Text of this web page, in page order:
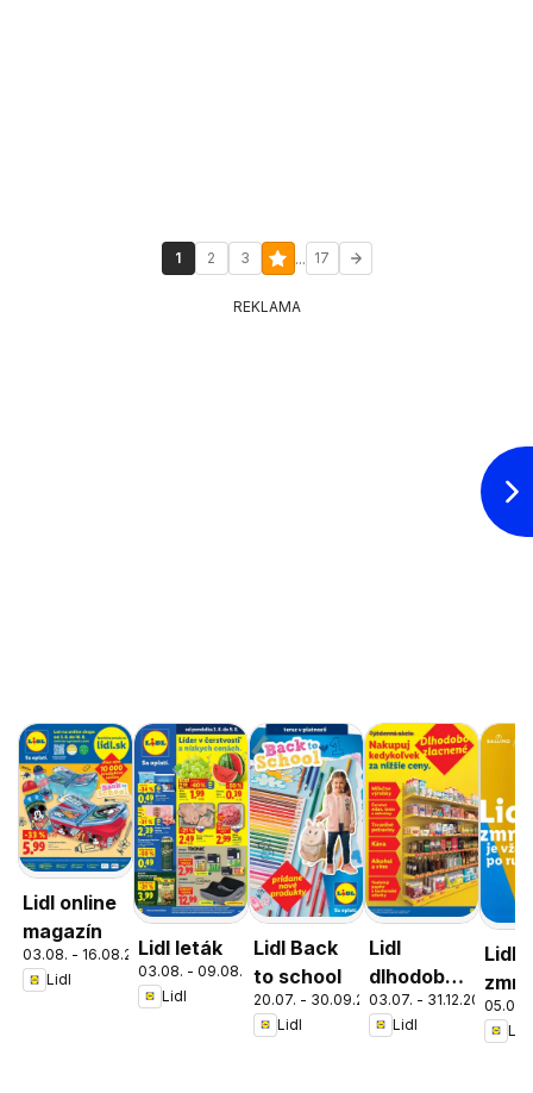
1 2 3 ... 17
REKLAMA
Lidl online
magazín
03.08. - 16.08.2026
Lidl
Lidl leták
03.08. - 09.08.2026
Lidl
Lidl Back
to school
20.07. - 30.09.2026
Lidl
Lidl
dlhodobo
zlacnené
03.07. - 31.12.2026
Lidl
Lidl
05.05.
Lidl